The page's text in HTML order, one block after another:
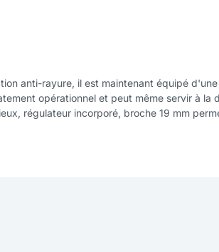
anti-rayure, il est maintenant équipé
opérationnel et peut même servir à
régulateur incorporé, broche 19 mm